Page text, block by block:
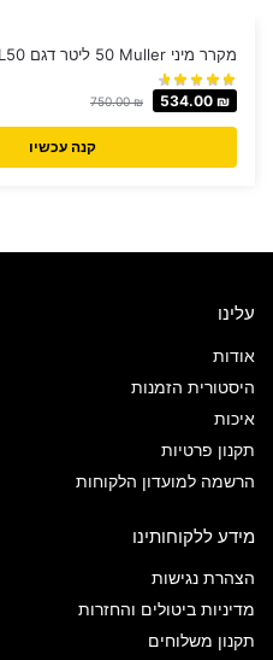
מקרר מיני Muller ‏50 ‏ליטר דגם ML50
750.00₪ 534.00 ₪
קנה עכשיו
עלינו
אודות
היסטורית הזמנות
איכות
תקנון פרטיות
הרשמה למועדון הלקוחות
מידע ללקוחותינו
הצהרת נגישות
מדיניות ביטולים והחזרות
תקנון משלוחים